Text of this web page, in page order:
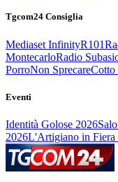
Tgcom24 Consiglia
Mediaset InfinityR101
MontecarloRadio
PorroNon SprecareCotto
Eventi
Identità Golose 2026
2026L'Artigiano in Fiera